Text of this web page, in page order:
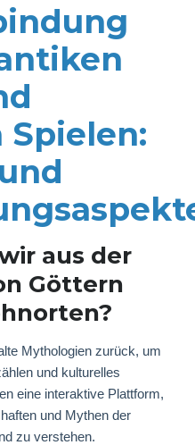
aus der
Göttern
Mythologien zurück, um
und kulturelles
eine interaktive Plattform,
und Mythen der
zu verstehen.